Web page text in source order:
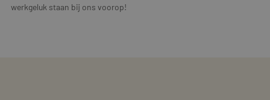
werkgeluk staan bij ons voorop!